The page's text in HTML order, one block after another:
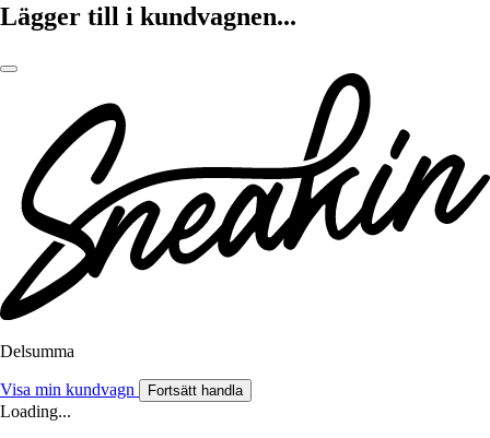
Lägger till i kundvagnen...
Delsumma
Visa min kundvagn Fortsätt handla
Loading...